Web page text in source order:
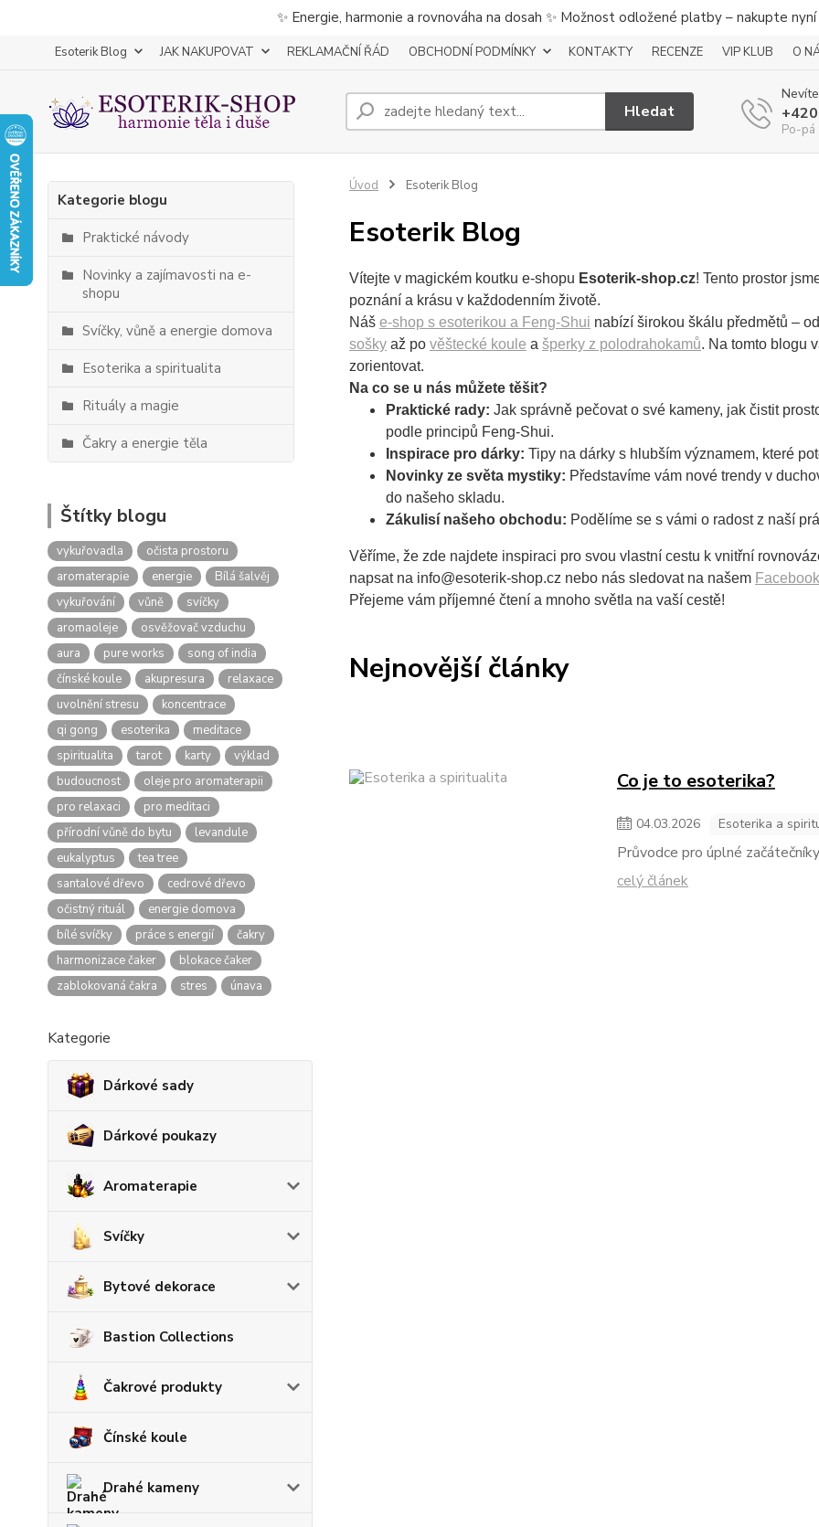
✨ Energie, harmonie a rovnováha na dosah ✨ Možnost odložené platby – nakupte
Esoterik Blog JAK NAKUPOVAT REKLAMAČNÍ ŘÁD OBCHODNÍ PODMÍNKY KONTAKTY RECENZE VIP KLUB O
Hledat
Po-pá
Kategorie blogu
Praktické návody
Novinky a zajímavosti na e-
shopu
Svíčky, vůně a energie domova
Esoterika a spiritualita
Rituály a magie
Čakry a energie těla
Štítky blogu
vykuřovadla
očista prostoru
aromaterapie
energie
Bílá šalvěj
vykuřování
vůně
svíčky
aromaoleje
osvěžovač vzduchu
aura
pure works
song of india
čínské koule
akupresura
relaxace
uvolnění stresu
koncentrace
qi gong
esoterika
meditace
spiritualita
tarot karty
výklad
budoucnost
oleje pro aromaterapii
pro relaxaci
pro meditaci
přírodní vůně do bytu
levandule
eukalyptus
tea tree
santalové dřevo
cedrové dřevo
očistný rituál
energie domova
bílé svíčky
práce s energií
čakry
harmonizace čaker
blokace čaker
zablokovaná čakra
stres únava
Kategorie
Dárkové sady
Dárkové poukazy
Aromaterapie
Svíčky
Bytové dekorace
Bastion Collections
Čakrové produkty
Čínské koule
Drahé kameny
Úvod Esoterik Blog
Esoterik Blog
Vítejte v magickém koutku e-shopu Esoterik-shop.cz! Tento prostor
poznání a krásu v každodenním životě.
Náš e-shop s esoterikou a Feng-Shui nabízí širokou škálu předmětů – od
soškyaž po věštecké koule a šperky z polodrahokamů. Na tomto blogu
zorientovat.
Na co se u nás můžete těšit?
Praktické rady: Jak správně pečovat o své kameny, jak čistit
podle principů Feng-Shui.
Inspirace pro dárky: Tipy na dárky s hlubším významem, které
Novinky ze světa mystiky: Představíme vám nové trendy v
do našeho skladu.
Zákulisí našeho obchodu: Podělíme se s vámi o radost z naší
Věříme, že zde najdete inspiraci pro svou vlastní cestu k vnitřní
napsat na info@esoterik-shop.cz nebo nás sledovat na našem
Přejeme vám příjemné čtení a mnoho světla na vaší cestě!
Nejnovější články
Co je to esoterika?
04.03.2026 Esoterika a
Průvodce pro úplné
celý článek